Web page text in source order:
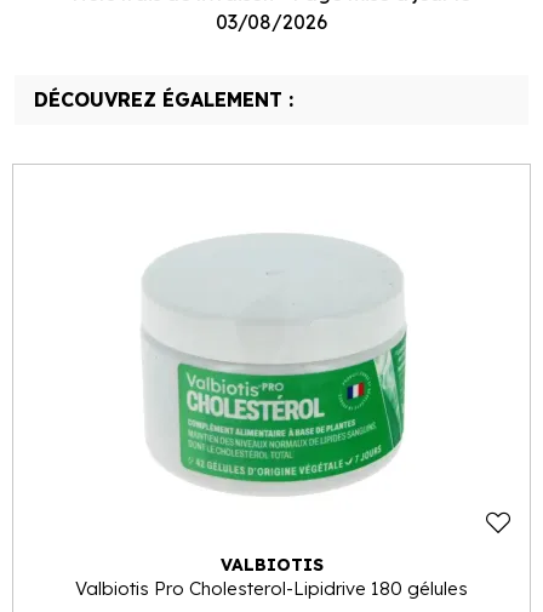
03/08/2026
DÉCOUVREZ ÉGALEMENT :
VALBIOTIS
Valbiotis Pro Cholesterol-Lipidrive 180 gélules